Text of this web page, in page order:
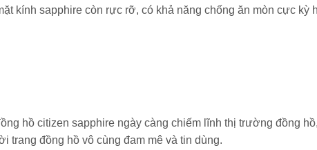
kính sapphire còn rực rỡ, có khả năng chống ăn mòn cực kỳ
hồ citizen sapphire ngày càng chiếm lĩnh thị trường đồng hồ,
đồng hồ vô cùng đam mê và tin dùng.